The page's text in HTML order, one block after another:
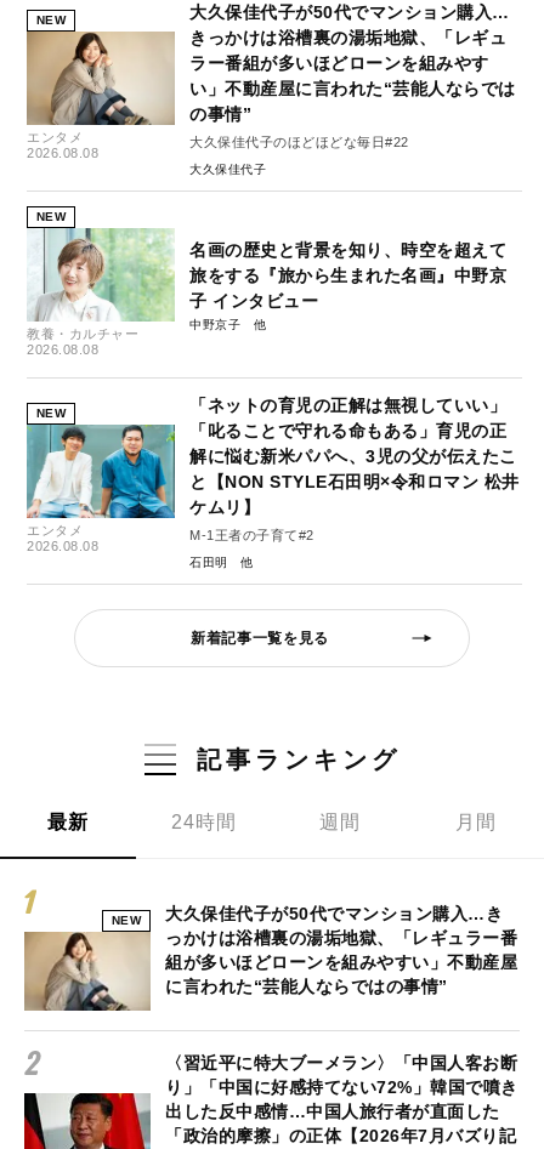
NEW
エンタメ
2026.08.08
大久保佳代子が50代でマンション購入…
きっかけは浴槽裏の湯垢地獄、「レギュ
ラー番組が多いほどローンを組みやす
い」不動産屋に言われた“芸能人ならでは
の事情”
大久保佳代子のほどほどな毎日#22
大久保佳代子
NEW
教養・カルチャー
2026.08.08
名画の歴史と背景を知り、時空を超えて
旅をする『旅から生まれた名画』中野京
子 インタビュー
中野京子
NEW
エンタメ
2026.08.08
「ネットの育児の正解は無視していい」
「叱ることで守れる命もある」育児の正
解に悩む新米パパへ、3児の父が伝えたこ
と【NON STYLE石田明×令和ロマン 松井
ケムリ】
M-1王者の子育て#2
石田明
新着記事一覧を見る
記事ランキング
最新 24時間 週間 月間
NEW
大久保佳代子が50代でマンション購入…き
っかけは浴槽裏の湯垢地獄、「レギュラー番
組が多いほどローンを組みやすい」不動産屋
に言われた“芸能人ならではの事情”
〈習近平に特大ブーメラン〉「中国人客お断
り」「中国に好感持てない72%」韓国で噴き
出した反中感情…中国人旅行者が直面した
「政治的摩擦」の正体【2026年7月バズり記